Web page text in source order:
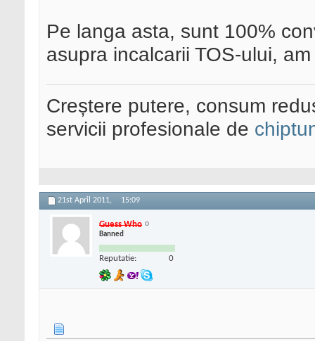
Pe langa asta, sunt 100%
asupra incalcarii TOS-ului,
Creștere putere, consum
servicii profesionale de
21st April 2011, 15:09
Guess Who
Banned
Reputatie: 0